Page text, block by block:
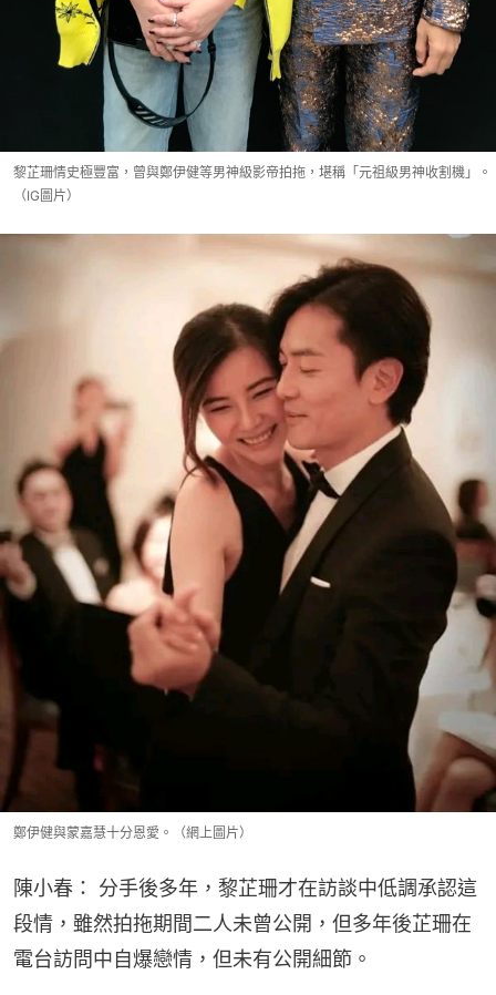
黎芷珊情史極豐富，曾與鄭伊健等男神級影帝拍拖，堪稱「元祖級男神收割機」。
（IG圖片）
鄭伊健與蒙嘉慧十分恩愛。（網上圖片）
陳小春： 分手後多年，黎芷珊才在訪談中低調承認這
段情，雖然拍拖期間二人未曾公開，但多年後芷珊在
電台訪問中自爆戀情，但未有公開細節。